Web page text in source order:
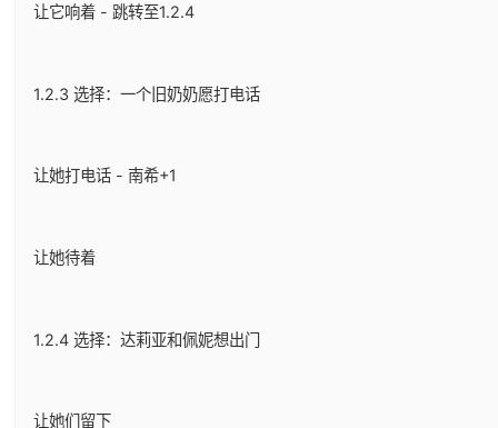
让它响着 - 跳转至1.2.4
1.2.3 选择：一个旧奶奶愿打电话
让她打电话 - 南希+1
让她待着
1.2.4 选择：达莉亚和佩妮想出门
让她们留下